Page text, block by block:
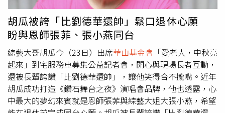
胡瓜被誇「比劉德華還帥」鬆口退休心願
盼與恩師張菲、張小燕同台
綜藝大哥胡瓜今（23日）出席華山基金會 「愛老人，中秋亮
起來」到宅服務車募集公益記者會，開心與現場長者互動，
還被長輩誇讚「比劉德華還帥」，讓他笑得合不攏嘴。近年
胡瓜成功打造《鑽石舞台之夜》演唱會品牌，他也透露，心
中最大的夢幻來賓就是恩師張菲與綜藝大姐大張小燕，希望